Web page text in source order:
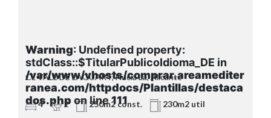
Warning: Undefined property:
stdClass::$TitularPublicoIdioma_DE in
/var/www/vhosts/comprar.areamediter
ranea.com/httpdocs/Plantillas/destaca
dos.php on line111
CL VALL DE LAGUART, Nucia La, Alicante
4 2 250m2 const. 230m2 util